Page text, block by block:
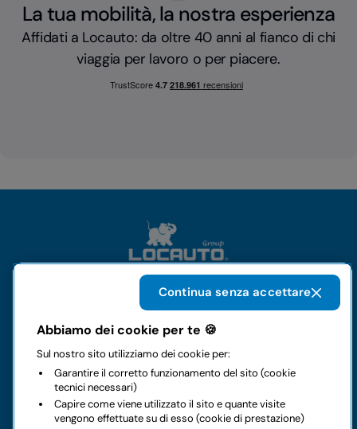
La tua mobilità, la nostra esperienza
Affidati a Locauto: da oltre 40 anni al fianco di chi
viaggia per lavoro o per piacere.
Noleggi
Business
Abbiamo dei cookie per te 🍪
Sul nostro sito utilizziamo dei cookie per:
Garantire il corretto funzionamento del sito (cookie
tecnici necessari)
Capire come viene utilizzato il sito e quante visite
vengono effettuate su di esso (cookie di prestazione)
Continua senza accettare